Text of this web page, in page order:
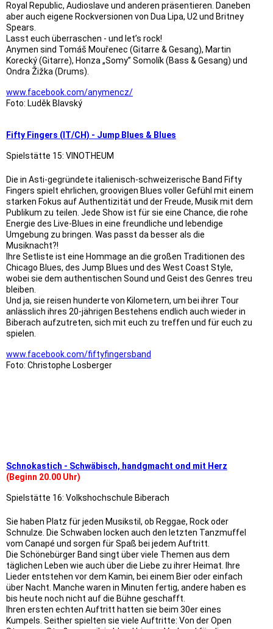
Royal Republic, Audioslave und anderen präsentieren. Daneben
aber auch eigene Rockversionen von Dua Lipa, U2 und Britney
Spears.
Lasst euch überraschen - und let’s rock!
Anymen sind Tomáš Mouřenec (Gitarre & Gesang), Martin
Korecký (Gitarre), Honza „Somy” Somolík (Bass & Gesang) und
Ondra Žižka (Drums).
www.facebook.com/anymencz/
Foto: Luděk Blavský
Fifty Fingers (IT/CH) - Jump Blues & Blues
Spielstätte 15: VINOTHEUM
Die in Asti-gegründete italienisch-schweizerische Band Fifty
Fingers spielt ehrlichen, groovigen Blues voller Gefühl mit einem
starken Fokus auf Authentizität und der Freude, Musik mit dem
Publikum zu teilen. Jede Show ist für sie eine Chance, die rohe
Energie des Live-Blues in eine freundliche und lebendige
Umgebung zu bringen. Was passt da besser als die
Musiknacht?!
Ihre Setliste ist eine Hommage an die großen Traditionen des
Chicago Blues, des Jump Blues und des West Coast Style,
wobei sie dem authentischen Sound und Geist des Genres treu
bleiben.
Und ja, sie reisen hunderte von Kilometern, um bei ihrer Tour
anlässlich ihres 20-jährigen Bestehens endlich auch wieder in
Biberach aufzutreten, sich mit euch zu treffen und für euch zu
spielen.
www.facebook.com/fiftyfingersband
Foto: Christophe Losberger
Schnokastich - Schwäbisch, handgmacht ond mit Herz
(Beginn 20.00 Uhr)
Spielstätte 16: Volkshochschule Biberach
Sie haben Platz für jeden Musikstil, ob Reggae, Rock oder
Schnulze. Die Schwaben locken auch den letzten Tanzmuffel
vom Canapé und sorgen für Spaß bei jedem Auftritt.
Die Schönebürger Band singt über viele Themen aus dem
täglichen Leben wie auch über die Liebe zu ihrer Heimat. Ihre
Lieder entstehen vor dem Kamin, bei einem Bier oder einfach
über Nacht. Manche waren in Minuten fertig, andere haben es
bis heute noch nicht auf die Bühne geschafft.
Ihren ersten echten Auftritt hatten sie beim 30er eines
Kumpels. Seither spielten sie viele Auftritte: Von der Open